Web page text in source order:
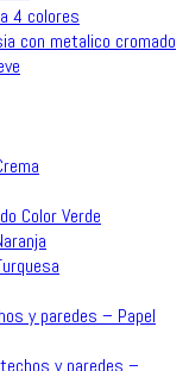
4 colores
con metalico cromado
Color Verde
y paredes – Papel
y paredes –